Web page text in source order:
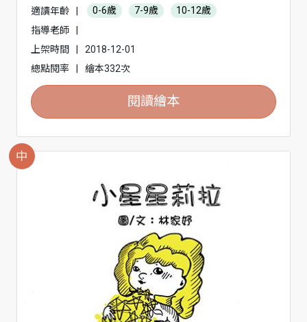
適讀年齡 | 0-6歲 7-9歲
10-12歲
指導老師
|
上架時間
|
2018-12-01
總點閱率
| 繪本332次
閱讀繪本
中